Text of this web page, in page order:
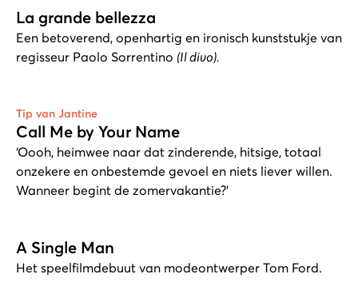
La grande bellezza
Een betoverend, openhartig en ironisch kunststukje van
regisseur Paolo Sorrentino (Il divo).
Tip van Jantine
Call Me by Your Name
‘Oooh, heimwee naar dat zinderende, hitsige, totaal
onzekere en onbestemde gevoel en niets liever willen.
Wanneer begint de zomervakantie?’
A Single Man
Het speelfilmdebuut van modeontwerper Tom Ford.